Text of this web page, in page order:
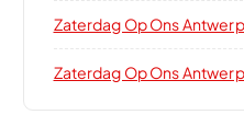
Zaterdag Op Ons
Zaterdag Op Ons